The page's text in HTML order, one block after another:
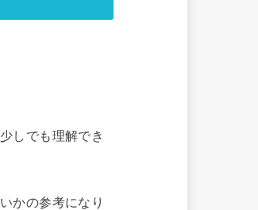
しでも理解でき
かの参考になり